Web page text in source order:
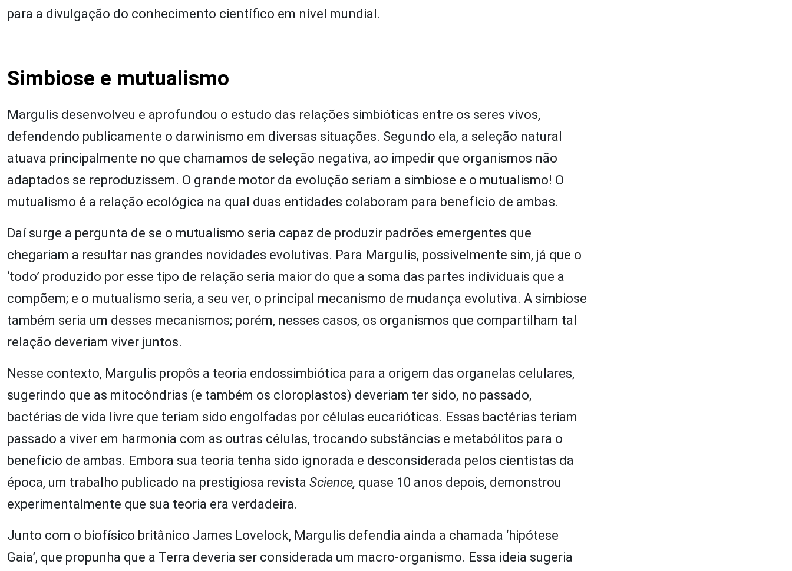
para a divulgação do conhecimento científico em nível mundial.
Simbiose e mutualismo
Margulis desenvolveu e aprofundou o estudo das relações simbióticas entre os seres vivos,
defendendo publicamente o darwinismo em diversas situações. Segundo ela, a seleção natural
atuava principalmente no que chamamos de seleção negativa, ao impedir que organismos não
adaptados se reproduzissem. O grande motor da evolução seriam a simbiose e o mutualismo! O
mutualismo é a relação ecológica na qual duas entidades colaboram para benefício de ambas.
Daí surge a pergunta de se o mutualismo seria capaz de produzir padrões emergentes que
chegariam a resultar nas grandes novidades evolutivas. Para Margulis, possivelmente sim, já que o
‘todo’ produzido por esse tipo de relação seria maior do que a soma das partes individuais que a
compõem; e o mutualismo seria, a seu ver, o principal mecanismo de mudança evolutiva. A simbiose
também seria um desses mecanismos; porém, nesses casos, os organismos que compartilham tal
relação deveriam viver juntos.
Nesse contexto, Margulis propôs a teoria endossimbiótica para a origem das organelas celulares,
sugerindo que as mitocôndrias (e também os cloroplastos) deveriam ter sido, no passado,
bactérias de vida livre que teriam sido engolfadas por células eucarióticas. Essas bactérias teriam
passado a viver em harmonia com as outras células, trocando substâncias e metabólitos para o
benefício de ambas. Embora sua teoria tenha sido ignorada e desconsiderada pelos cientistas da
época, um trabalho publicado na prestigiosa revista Science, quase 10 anos depois, demonstrou
experimentalmente que sua teoria era verdadeira.
Junto com o biofísico britânico James Lovelock, Margulis defendia ainda a chamada ‘hipótese
Gaia’, que propunha que a Terra deveria ser considerada um macro-organismo. Essa ideia sugeria